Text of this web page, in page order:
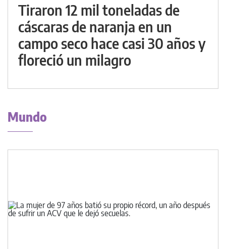
Tiraron 12 mil toneladas de
cáscaras de naranja en un
campo seco hace casi 30 años y
floreció un milagro
Mundo